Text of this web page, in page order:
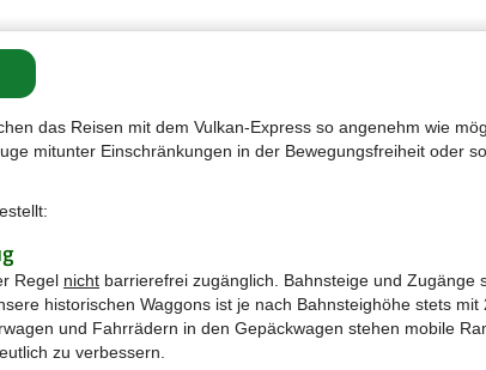
das Reisen mit dem Vulkan-Express so angenehm wie
mitunter Einschränkungen in der Bewegungsfreiheit oder
Regel nicht barrierefrei zugänglich. Bahnsteige und Zugänge
historischen Waggons ist je nach Bahnsteighöhe stets mit
und Fahrrädern in den Gepäckwagen stehen mobile
zu verbessern.